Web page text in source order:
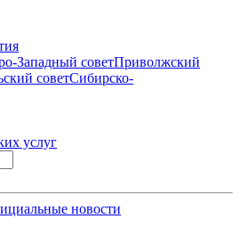
Западный советПриволжский
советСибирско-
услуг
новости